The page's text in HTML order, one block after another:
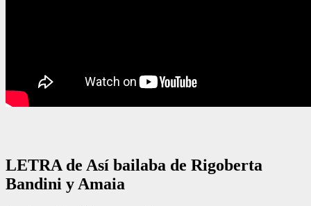
LETRA de Así bailaba de Rigoberta
Bandini y Amaia